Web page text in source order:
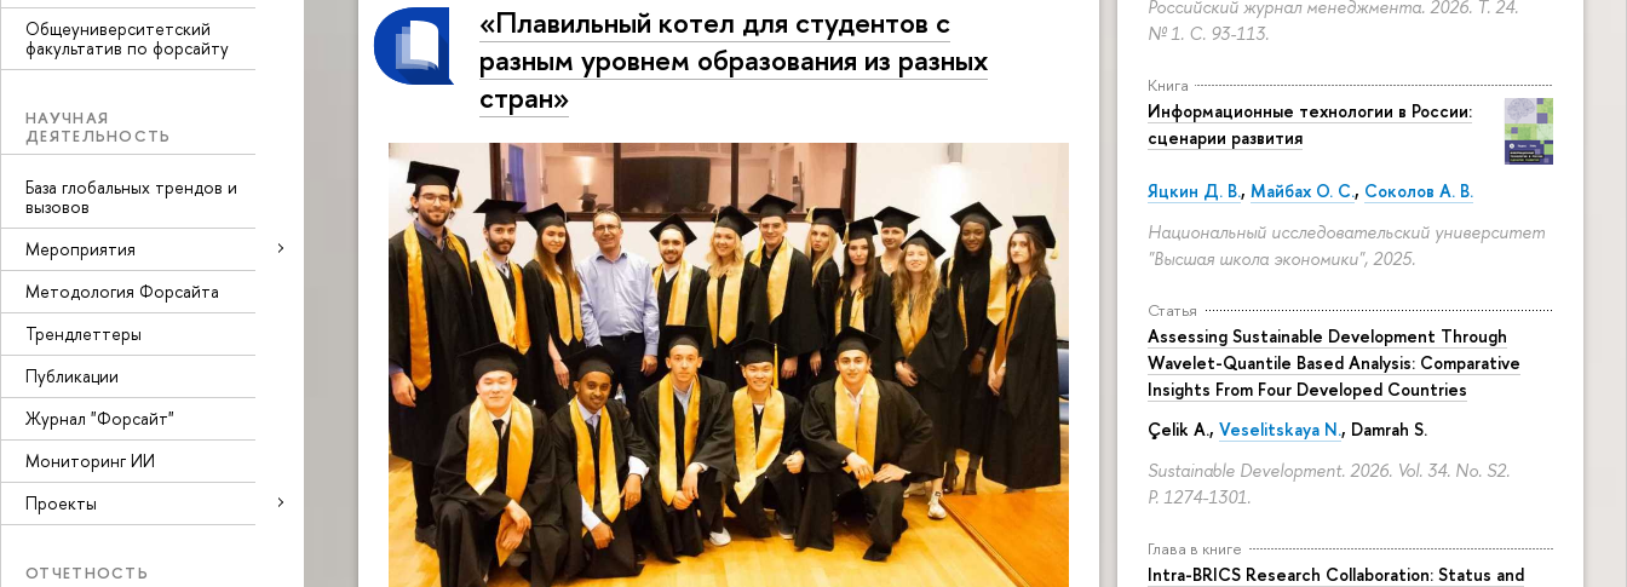
Общеуниверситетский
факультатив по форсайту
НАУЧНАЯ
ДЕЯТЕЛЬНОСТЬ
База глобальных трендов и
вызовов
Мероприятия
Методология Форсайта
Трендлеттеры
Публикации
Журнал "Форсайт"
Мониторинг ИИ
Проекты
ОТЧЕТНОСТЬ
Российский журнал менеджмента. 2026. Т. 24.
№ 1. С. 93-113.
Книга
Информационные технологии в России:
сценарии развития
Яцкин Д. В., Майбах О. С., Соколов А. В.
Национальный исследовательский университет
"Высшая школа экономики", 2025.
Статья
Assessing Sustainable Development Through
Wavelet-Quantile Based Analysis: Comparative
Insights From Four Developed Countries
Çelik A., Veselitskaya N., Damrah S.
Sustainable Development. 2026. Vol. 34. No. S2.
P. 1274-1301.
Глава в книге
Intra-BRICS Research Collaboration: Status and
«Плавильный котел для студентов с
разным уровнем образования из разных
стран»